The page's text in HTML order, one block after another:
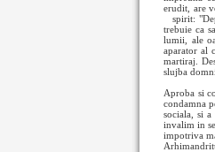
erudit, are
spirit:
trebuie ca
lumii, ale
aparator al
martiraj.
slujba
Aproba si
condamna
sociala, si
invalim in
impotriva